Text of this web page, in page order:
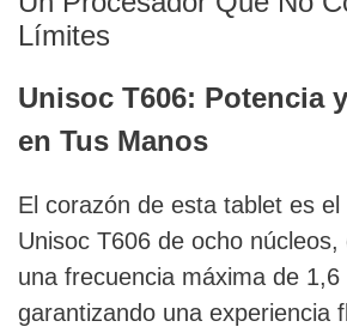
Límites
Unisoc T606: Potencia
en Tus Manos
El corazón de esta tablet es
Unisoc T606 de ocho núcleos,
una frecuencia máxima de 1,6
garantizando una experiencia